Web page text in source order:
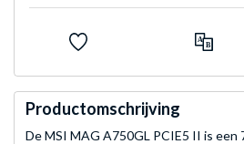
Productomschrijving
De MSI MAG A750GL PCIE5 II is een